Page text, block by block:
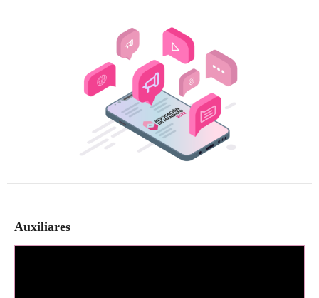
Auxiliares